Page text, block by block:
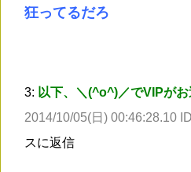
狂ってるだろ
3: 以下、＼(^o^)／でVIPが
2014/10/05(日) 00:46:28.10
スに返信